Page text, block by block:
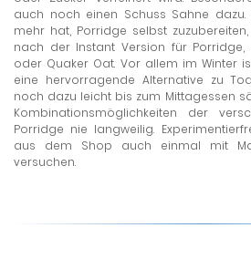
auch noch einen Schuss Sahne
mehr hat, Porridge selbst
nach der Instant Version für Porridge,
oder Quaker Oat. Vor allem im Winter
eine hervorragende Alternative zu
noch dazu leicht bis zum Mittagessen
Kombinationsmöglichkeiten der
Porridge nie langweilig.
aus dem Shop auch einmal mit
versuchen.